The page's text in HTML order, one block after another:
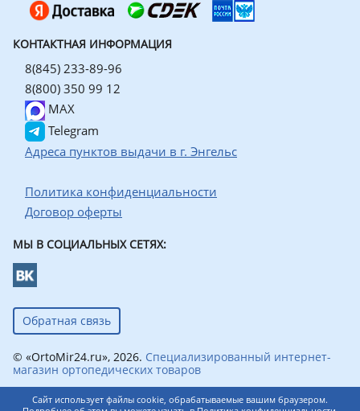
КОНТАКТНАЯ ИНФОРМАЦИЯ
8(845) 233-89-96
8(800) 350 99 12
MAX
Telegram
Адреса пунктов выдачи в г. Энгельс
Политика конфиденциальности
Договор оферты
МЫ В СОЦИАЛЬНЫХ СЕТЯХ:
Обратная связь
© «OrtoMir24.ru», 2026. Специализированный интернет-
магазин ортопедических товаров
Сайт использует файлы cookie, обрабатываемые вашим браузером.